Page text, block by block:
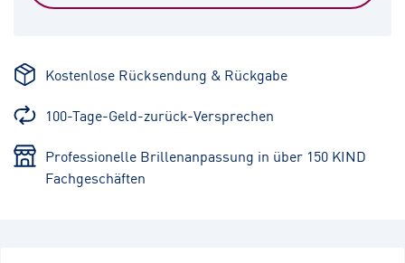
Kostenlose Rücksendung & Rückgabe
100-Tage-Geld-zurück-Versprechen
Professionelle Brillenanpassung in über 150 KIND
Fachgeschäften